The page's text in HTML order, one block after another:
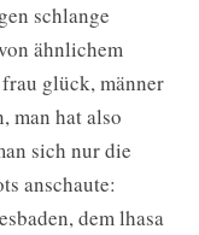
schlange
ähnlichem
glück, männer
man hat also
sich nur die
anschaute:
dem lhasa